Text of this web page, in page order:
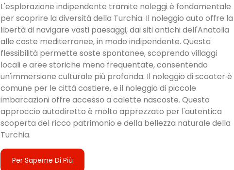
L'esplorazione indipendente tramite noleggi è fondamentale
per scoprire la diversità della Turchia. Il noleggio auto offre la
libertà di navigare vasti paesaggi, dai siti antichi dell'Anatolia
alle coste mediterranee, in modo indipendente. Questa
flessibilità permette soste spontanee, scoprendo villaggi
locali e aree storiche meno frequentate, consentendo
un'immersione culturale più profonda. Il noleggio di scooter è
comune per le città costiere, e il noleggio di piccole
imbarcazioni offre accesso a calette nascoste. Questo
approccio autodiretto è molto apprezzato per l'autentica
scoperta del ricco patrimonio e della bellezza naturale della
Turchia.
Per Saperne Di Più